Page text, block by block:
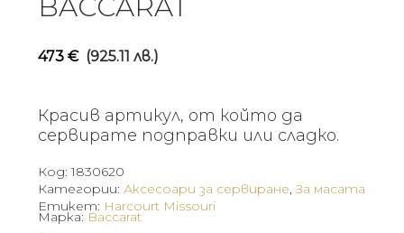
BACCARAT
473 € (925.11 лв.)
Красив артикул, от който да
сервирате подправки или сладко.
Код:1830620
Категории: Аксесоари за сервиране,За масата
Етикет: Harcourt Missouri
Марка: Baccarat